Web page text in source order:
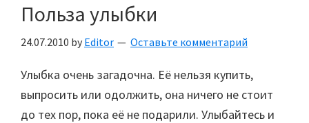
и
родителей.
Польза улыбки
24.07.2010 by Editor Оставьте комментарий
Улыбка очень загадочна. Её нельзя купить,
выпросить или одолжить, она ничего не стоит
до тех пор, пока её не подарили. Улыбайтесь и